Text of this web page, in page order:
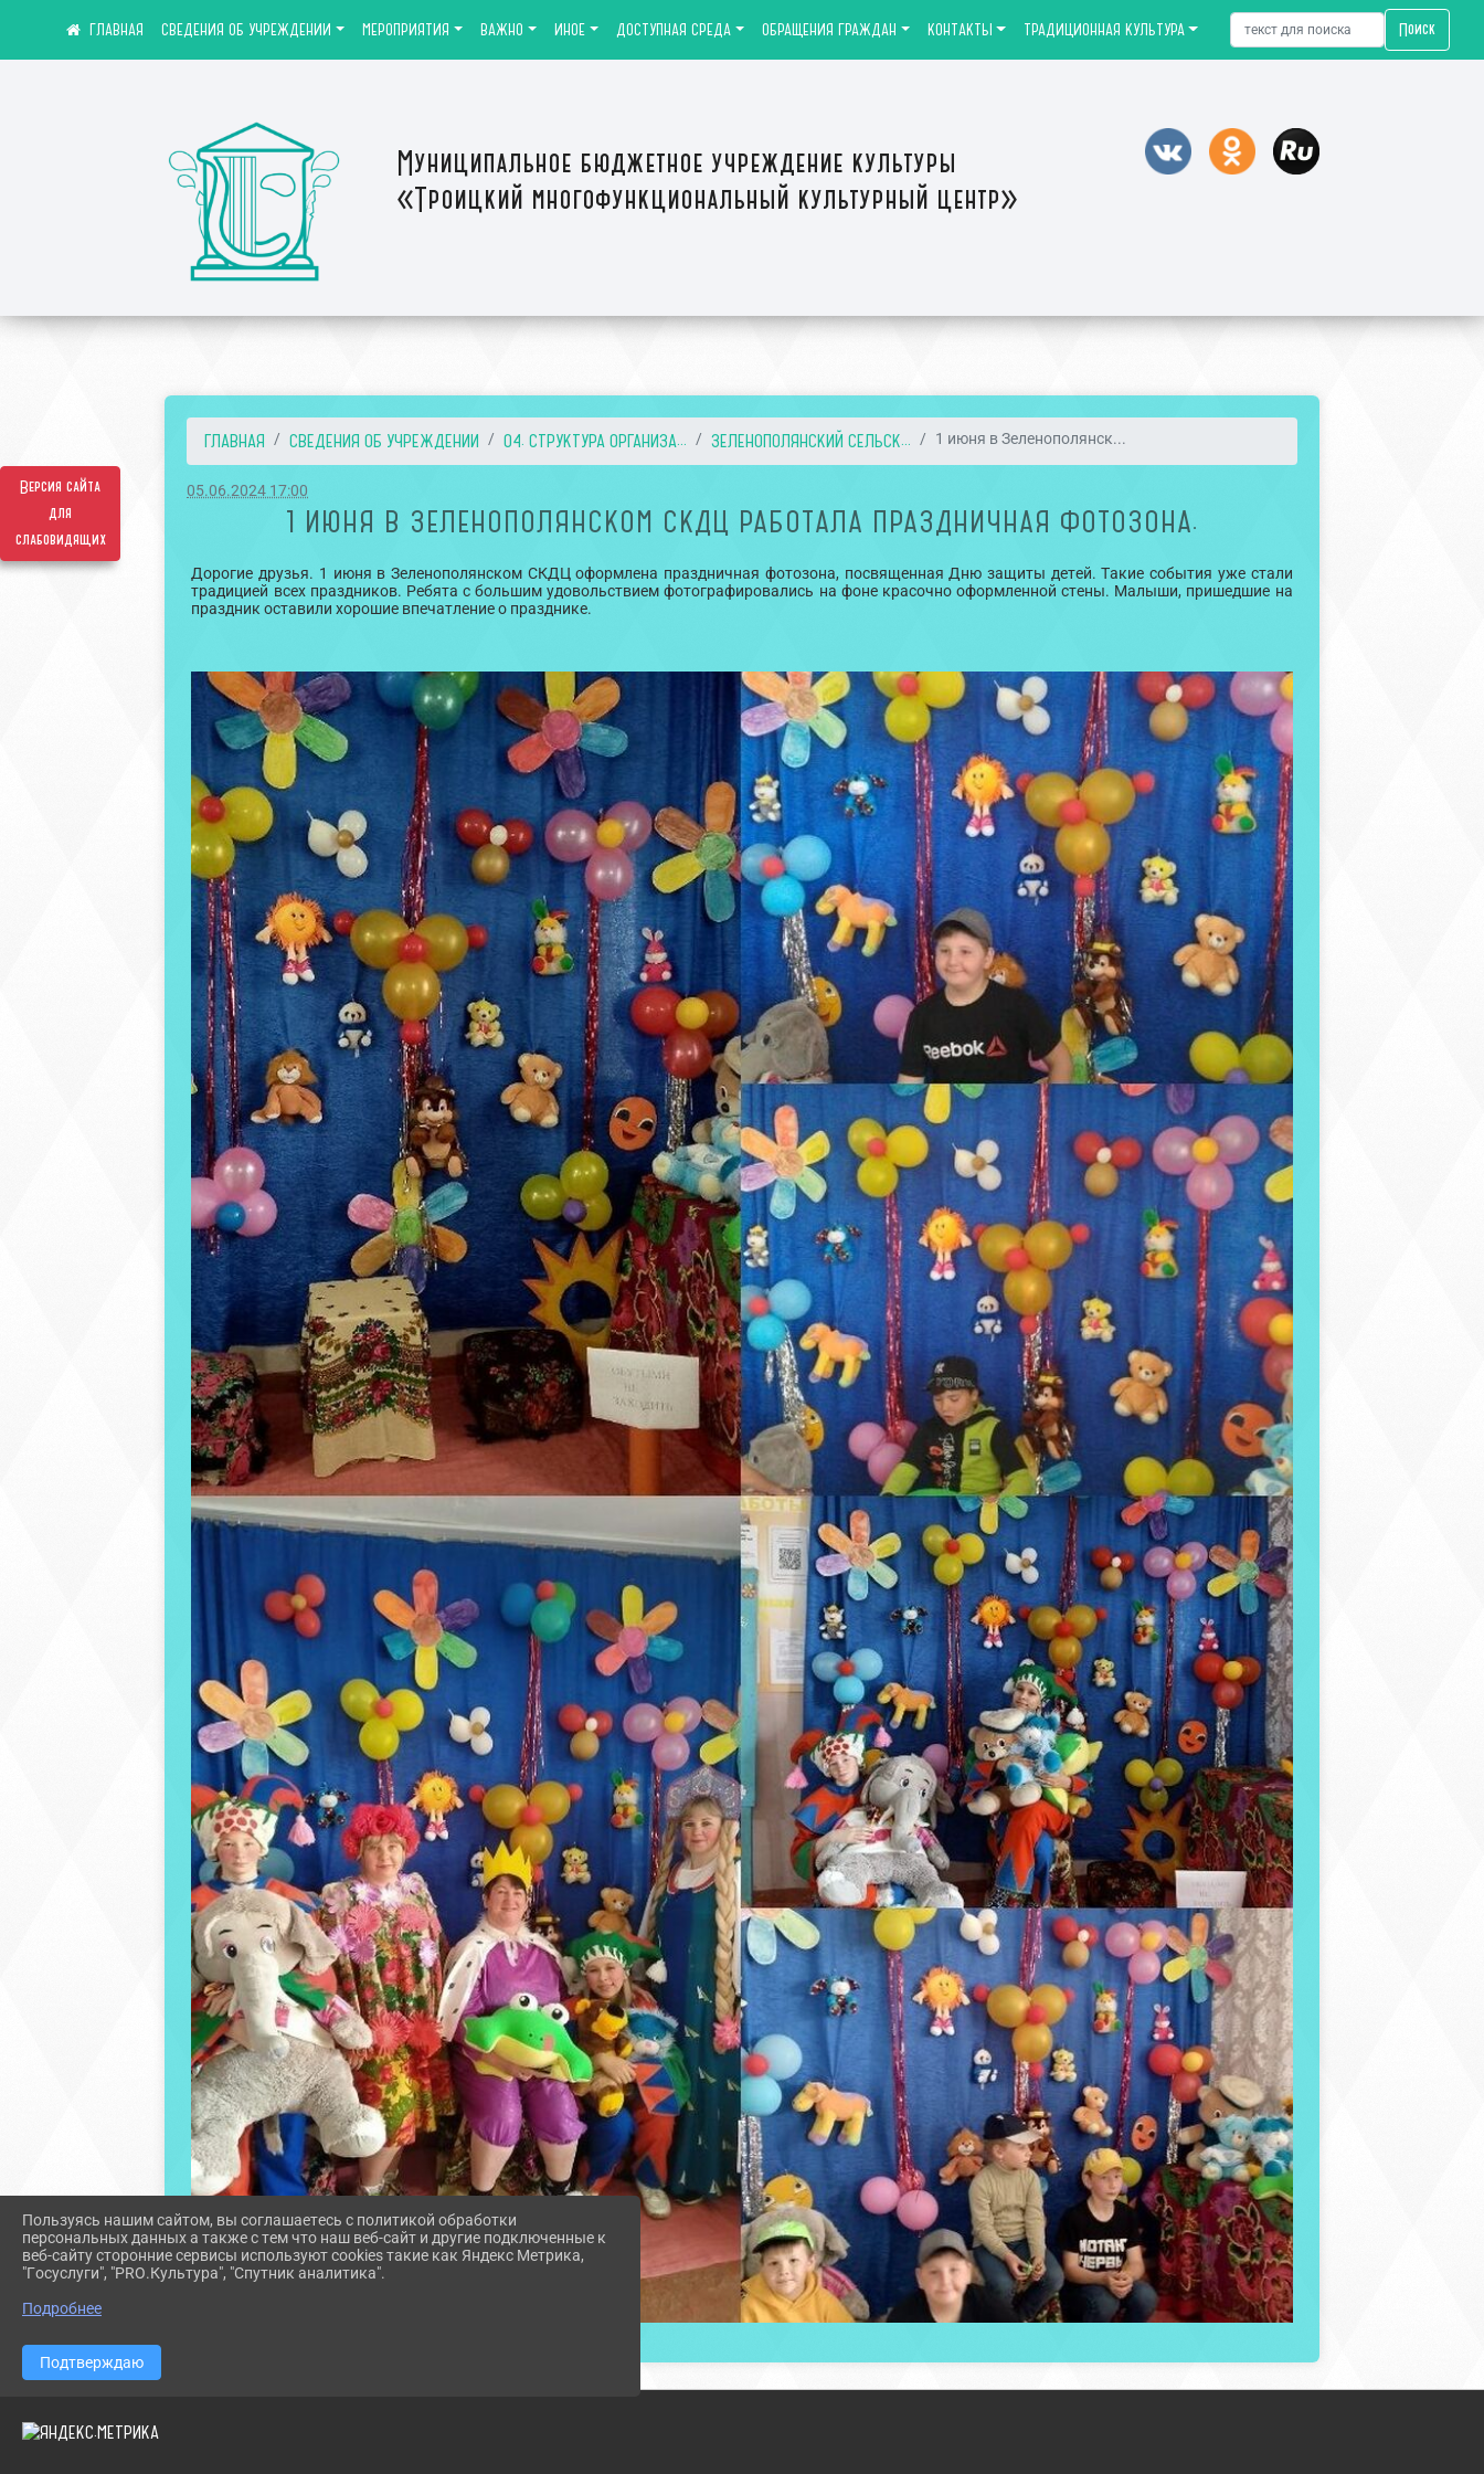
Версия сайта
для
слабовидящих
Муниципальное бюджетное учреждение культуры
«Троицкий многофункциональный культурный центр»
СВЕДЕНИЯ ОБ УЧРЕЖДЕНИИ МЕРОПРИЯТИЯ ВАЖНО ИНОЕ ДОСТУПНАЯ СРЕДА ОБРАЩЕНИЯ ГРАЖДАН КОНТАКТЫ ТРАДИЦИОННАЯ КУЛЬТУРА Поиск
ГЛАВНАЯ СВЕДЕНИЯ ОБ УЧРЕЖДЕНИИ 04. СТРУКТУРА ОРГАНИЗА... ЗЕЛЕНОПОЛЯНСКИЙ СЕЛЬСК... 1 июня в Зеленополянск...
05.06.2024 17:00
1 ИЮНЯ В ЗЕЛЕНОПОЛЯНСКОМ СКДЦ РАБОТАЛА ПРАЗДНИЧНАЯ ФОТОЗОНА.
Дорогие друзья. 1 июня в Зеленополянском СКДЦ оформлена праздничная фотозона, посвященная Дню защиты детей. Такие события уже стали
традицией всех праздников. Ребята с большим удовольствием фотографировались на фоне красочно оформленной стены. Малыши, пришедшие на
праздник оставили хорошие впечатление о празднике.
Пользуясь нашим сайтом, вы соглашаетесь с политикой обработки
персональных данных а также с тем что наш веб-сайт и другие подключенные к
веб-сайту сторонние сервисы используют cookies такие как Яндекс Метрика,
"Госуслуги", "PRO.Культура", "Спутник аналитика".
Подробнее
Подтверждаю